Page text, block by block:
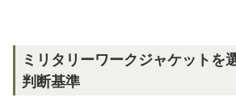
ミリタリーワークジャケットを
判断基準